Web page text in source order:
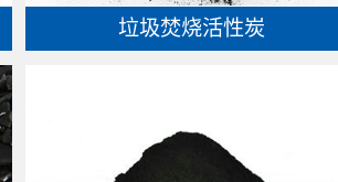
垃圾焚烧活性炭